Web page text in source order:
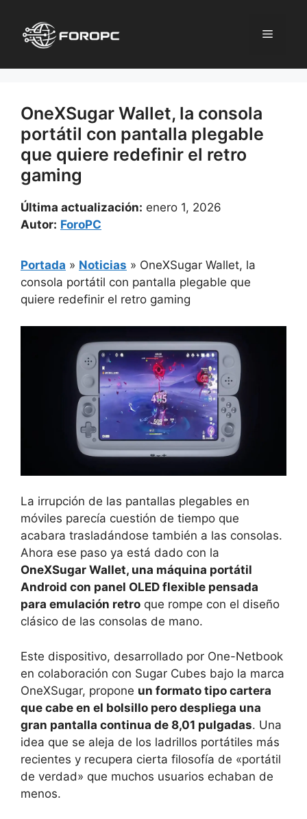
contenido
Menú
OneXSugar Wallet, la consola
portátil con pantalla plegable
que quiere redefinir el retro
gaming
Última actualización: enero 1, 2026
Autor: ForoPC
Portada » Noticias » OneXSugar Wallet, la
consola portátil con pantalla plegable que
quiere redefinir el retro gaming
La irrupción de las pantallas plegables en
móviles parecía cuestión de tiempo que
acabara trasladándose también a las consolas.
Ahora ese paso ya está dado con la
OneXSugar Wallet, una máquina portátil
Android con panel OLED flexible pensada
para emulación retro que rompe con el diseño
clásico de las consolas de mano.
Este dispositivo, desarrollado por One-Netbook
en colaboración con Sugar Cubes bajo la marca
OneXSugar, propone un formato tipo cartera
que cabe en el bolsillo pero despliega una
gran pantalla continua de 8,01 pulgadas. Una
idea que se aleja de los ladrillos portátiles más
recientes y recupera cierta filosofía de «portátil
de verdad» que muchos usuarios echaban de
menos.